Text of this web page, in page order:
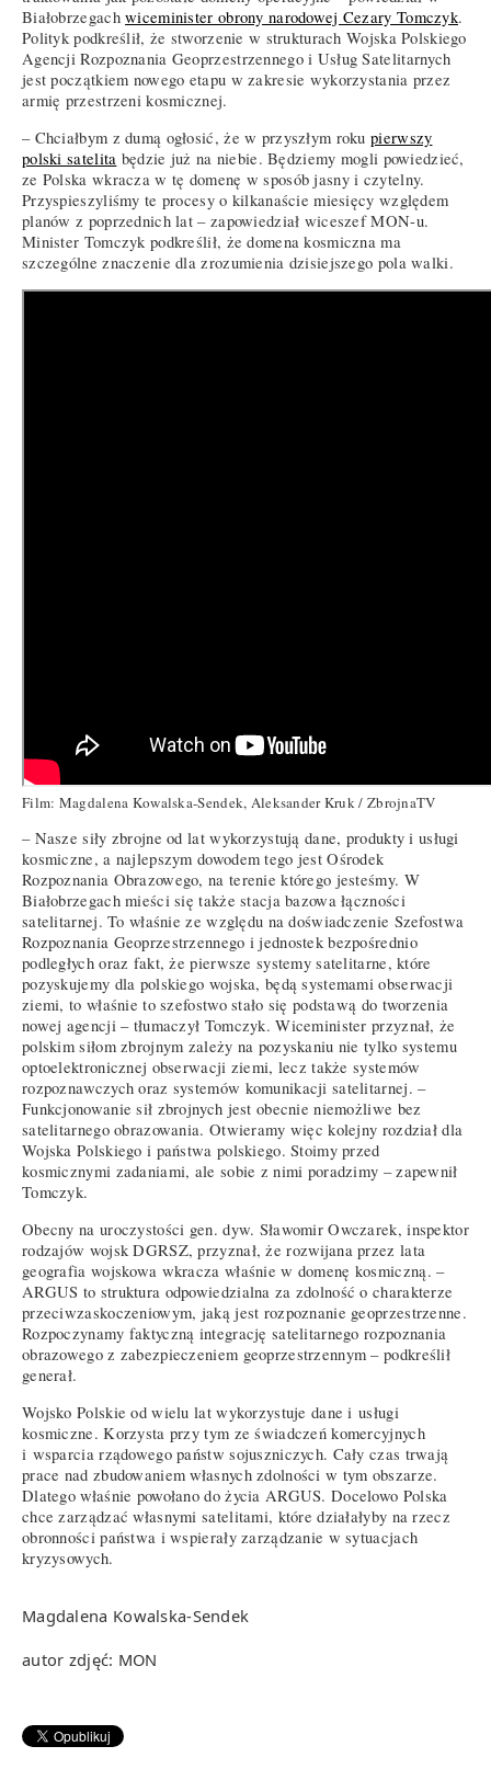
Białobrzegachwiceminister obrony narodowej Cezary Tomczyk.
Polityk podkreślił, że stworzenie w strukturach Wojska Polskiego
Agencji Rozpoznania Geoprzestrzennego i Usług Satelitarnych
jest początkiem nowego etapu w zakresie wykorzystania przez
armię przestrzeni kosmicznej.
– Chciałbym z dumą ogłosić, że w przyszłym rokupierwszy
polski satelita będzie już na niebie. Będziemy mogli powiedzieć,
ze Polska wkracza w tę domenę w sposób jasny i czytelny.
Przyspieszyliśmy te procesy o kilkanaście miesięcy względem
planów z poprzednich lat – zapowiedział wiceszef MON-u.
Minister Tomczyk podkreślił, że domena kosmiczna ma
szczególne znaczenie dla zrozumienia dzisiejszego pola walki.
Film: Magdalena Kowalska-Sendek, Aleksander Kruk / ZbrojnaTV
– Nasze siły zbrojne od lat wykorzystują dane, produkty i usługi
kosmiczne, a najlepszym dowodem tego jest Ośrodek
Rozpoznania Obrazowego, na terenie którego jesteśmy. W
Białobrzegach mieści się także stacja bazowa łączności
satelitarnej. To właśnie ze względu na doświadczenie Szefostwa
Rozpoznania Geoprzestrzennego i jednostek bezpośrednio
podległych oraz fakt, że pierwsze systemy satelitarne, które
pozyskujemy dla polskiego wojska, będą systemami obserwacji
ziemi, to właśnie to szefostwo stało się podstawą do tworzenia
nowej agencji – tłumaczył Tomczyk. Wiceminister przyznał, że
polskim siłom zbrojnym zależy na pozyskaniu nie tylko systemu
optoelektronicznej obserwacji ziemi, lecz także systemów
rozpoznawczych oraz systemów komunikacji satelitarnej. –
Funkcjonowanie sił zbrojnych jest obecnie niemożliwe bez
satelitarnego obrazowania. Otwieramy więc kolejny rozdział dla
Wojska Polskiego i państwa polskiego. Stoimy przed
kosmicznymi zadaniami, ale sobie z nimi poradzimy – zapewnił
Tomczyk.
Obecny na uroczystości gen. dyw. Sławomir Owczarek, inspektor
rodzajów wojsk DGRSZ, przyznał, że rozwijana przez lata
geografia wojskowa wkracza właśnie w domenę kosmiczną. –
ARGUS to struktura odpowiedzialna za zdolność o charakterze
przeciwzaskoczeniowym, jaką jest rozpoznanie geoprzestrzenne.
Rozpoczynamy faktyczną integrację satelitarnego rozpoznania
obrazowego z zabezpieczeniem geoprzestrzennym – podkreślił
generał.
Wojsko Polskie od wielu lat wykorzystuje dane i usługi
kosmiczne. Korzysta przy tym ze świadczeń komercyjnych
i wsparcia rządowego państw sojuszniczych. Cały czas trwają
prace nad zbudowaniem własnych zdolności w tym obszarze.
Dlatego właśnie powołano do życia ARGUS. Docelowo Polska
chce zarządzać własnymi satelitami, które działałyby na rzecz
obronności państwa i wspierały zarządzanie w sytuacjach
kryzysowych.
Magdalena Kowalska-Sendek
autor zdjęć: MON